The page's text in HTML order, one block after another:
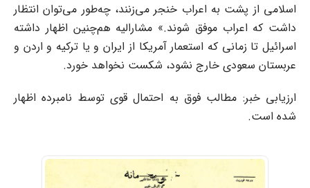
اسلامی از پشت به اعراب خنجر می‌زنند، چه‌طور می‌توان انتظار
داشت که اعراب موفق شوند.» مشارالیه هم‌چنین اظهار داشته
اسرائیل تا زمانی که استعمار آمریکا از ایران و یا ترکیه و اردن و
عربستان سعودی خارج نشود، شکست نخواهد خورد.
ارزیابی خبر: مطالب فوق به احتمال قوی توسط نامبرده اظهار
شده است.